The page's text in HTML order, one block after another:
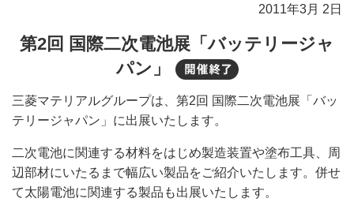
2011年3月 2日
第2回 国際二次電池展「バッテリージャ
パン」
開催終了
三菱マテリアルグループは、第2回 国際二次電池展「バッ
テリージャパン」に出展いたします。
二次電池に関連する材料をはじめ製造装置や塗布工具、周
辺部材にいたるまで幅広い製品をご紹介いたします。併せ
て太陽電池に関連する製品も出展いたします。